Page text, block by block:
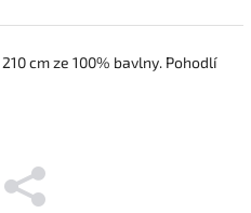
cm ze 100% bavlny. Pohodlí